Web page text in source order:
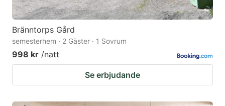
Bränntorps Gård
semesterhem · 2 Gäster · 1 Sovrum
998 kr /natt
Se erbjudande